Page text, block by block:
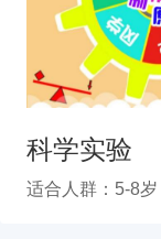
科学实验
适合人群：5-8岁